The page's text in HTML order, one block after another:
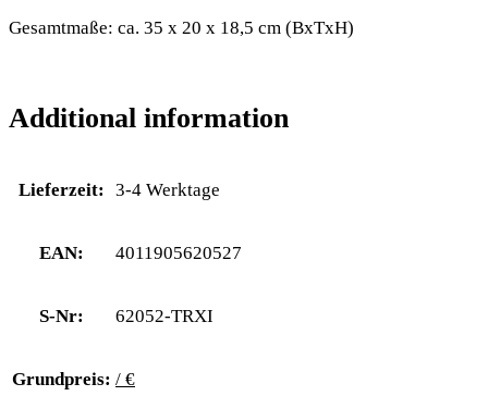
Gesamtmaße: ca. 35 x 20 x 18,5 cm (BxTxH)
Additional information
Lieferzeit: 3-4 Werktage
EAN: 4011905620527
S-Nr: 62052-TRXI
Grundpreis: / €